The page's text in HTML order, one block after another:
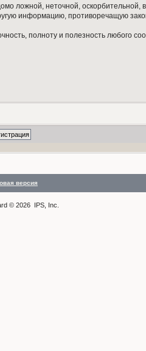
ложной, неточной,
информацию, противоречащую
полноту и полезность любого
версия
© 2026 IPS, Inc